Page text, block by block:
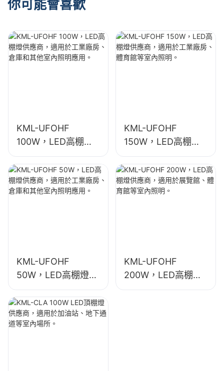
你可能會喜歡
KML-UFOHF
100W，LED高棚燈
供應商，適用於工業
廠房、倉庫和其他室
內照明應用。
KML-UFOHF
150W，LED高棚燈
供應商，適用於工業
廠房、體育館等室內
照明。
KML-UFOHF
50W，LED高棚燈供
應商，適用於工業廠
房、倉庫和其他室內
照明應用。
KML-UFOHF
200W，LED高棚燈
供應商，適用於展覽